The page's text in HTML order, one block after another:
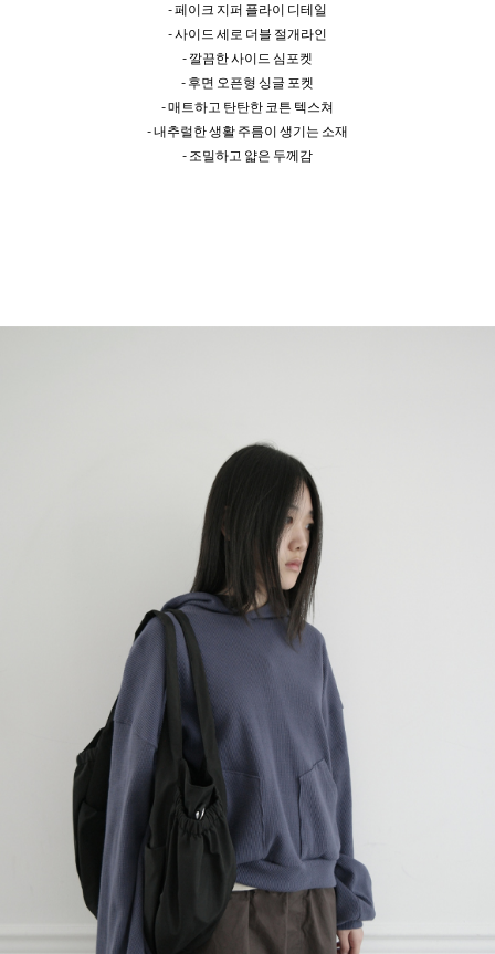
- 페이크 지퍼 플라이 디테일
- 사이드 세로 더블 절개라인
- 깔끔한 사이드 심포켓
- 후면 오픈형 싱글 포켓
- 매트하고 탄탄한 코튼 텍스쳐
- 내추럴한 생활 주름이 생기는 소재
- 조밀하고 얇은 두께감